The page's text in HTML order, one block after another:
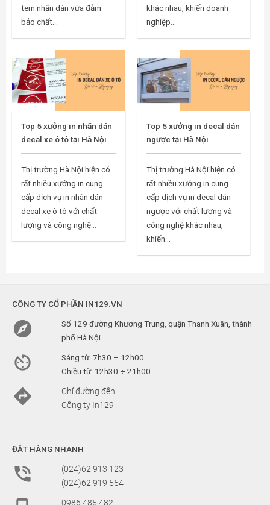
tem nhãn dán vừa đảm
bảo chất...
khác nhau, khiến doanh
nghiệp...
Top 5 xưởng in nhãn dán
decal xe ô tô tại Hà Nội
Thị trường Hà Nội hiện có
rất nhiều xưởng in cung
cấp dịch vụ in nhãn dán
decal xe ô tô với chất
lượng và công nghệ...
Top 5 xưởng in decal dán
ngược tại Hà Nội
Thị trường Hà Nội hiện có
rất nhiều xưởng in cung
cấp dịch vụ in decal dán
ngược với chất lượng và
công nghệ khác nhau,
khiến...
CÔNG TY CỔ PHẦN IN129.VN

Số 129 đường Khương Trung, quận Thanh Xuân, thành
phố Hà Nội

Sáng từ: 7h30 ÷ 12h00
Chiều từ: 12h30 ÷ 21h00

Chỉ đường đến
Công ty In129
ĐẶT HÀNG NHANH

(024)62 913 123
(024)62 919 554
0986.485.482